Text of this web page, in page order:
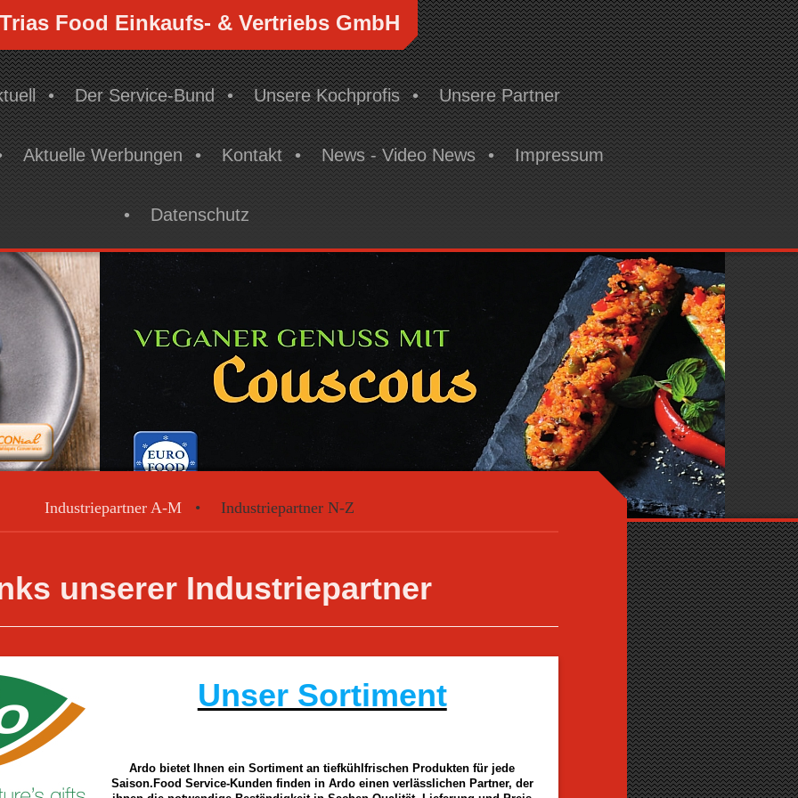
Trias Food Einkaufs- & Vertriebs GmbH
Der Service-Bund Unsere Kochprofis Unsere Partner
Aktuelle Werbungen Kontakt News - Video News Impressum
Datenschutz
Industriepartner A-M Industriepartner N-Z
unserer Industriepartner
Unser Sortiment
Ardo bietet Ihnen ein Sortiment an tiefkühlfrischen Produkten für jede
Saison.Food Service-Kunden finden in Ardo einen verlässlichen Partner, der